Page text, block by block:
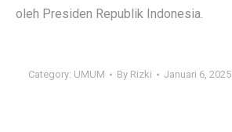
oleh Presiden Republik Indonesia.
Category: UMUM By Rizki Januari 6, 2025